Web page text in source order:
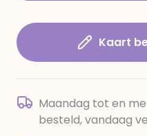
Kaart
Maandag tot en
besteld, vandaag